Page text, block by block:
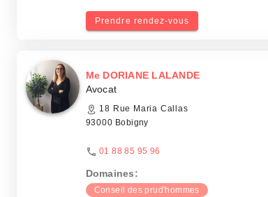
Prendre rendez-vous
Me DORIANE LALANDE
Avocat
18 Rue Maria Callas
93000 Bobigny
01 88 85 95 96
Domaines:
Conseil des prud'hommes